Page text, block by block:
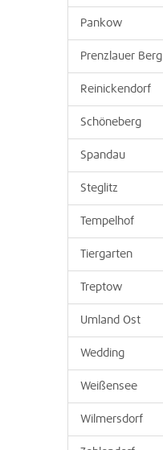
Pankow
Prenzlauer Berg
Reinickendorf
Schöneberg
Spandau
Steglitz
Tempelhof
Tiergarten
Treptow
Umland Ost
Wedding
Weißensee
Wilmersdorf